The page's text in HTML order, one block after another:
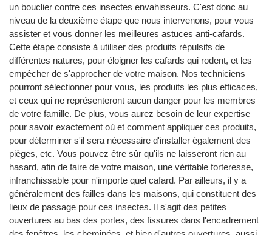
un bouclier contre ces insectes envahisseurs. C'est donc au
niveau de la deuxième étape que nous intervenons, pour vous
assister et vous donner les meilleures astuces anti-cafards.
Cette étape consiste à utiliser des produits répulsifs de
différentes natures, pour éloigner les cafards qui rodent, et les
empêcher de s'approcher de votre maison. Nos techniciens
pourront sélectionner pour vous, les produits les plus efficaces,
et ceux qui ne représenteront aucun danger pour les membres
de votre famille. De plus, vous aurez besoin de leur expertise
pour savoir exactement où et comment appliquer ces produits,
pour déterminer s'il sera nécessaire d'installer également des
pièges, etc. Vous pouvez être sûr qu'ils ne laisseront rien au
hasard, afin de faire de votre maison, une véritable forteresse,
infranchissable pour n'importe quel cafard. Par ailleurs, il y a
généralement des failles dans les maisons, qui constituent des
lieux de passage pour ces insectes. Il s'agit des petites
ouvertures au bas des portes, des fissures dans l'encadrement